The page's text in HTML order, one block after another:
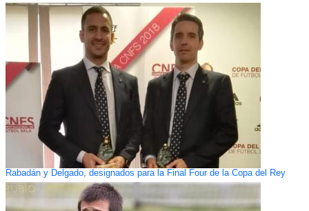
Rabadán y Delgado, designados para la Final Four de la Copa del Rey